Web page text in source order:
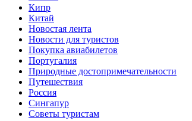
Кипр
Китай
Новостая лента
Новости для туристов
Покупка авиабилетов
Португалия
Природные достопримечательности
Путешествия
Россия
Сингапур
Советы туристам